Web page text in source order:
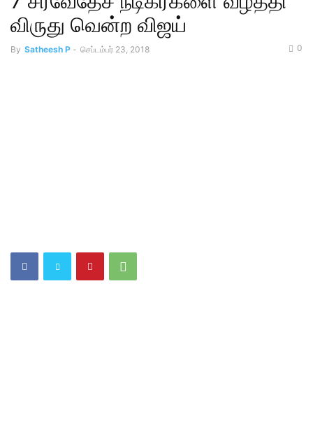
விருது வென்ற விஜய்
By Satheesh P - செப்டம்பர் 23, 2018 0